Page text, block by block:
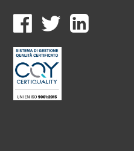
SCOPRI DI PIU